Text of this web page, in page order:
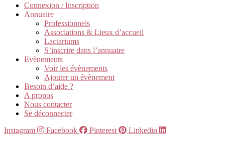
Connexion / Inscription
Annuaire
Professionnels
Associations & Lieux d’accueil
Lactariums
S’inscrire dans l’annuaire
Evènements
Voir les évènements
Ajouter un évènement
Besoin d’aide ?
A propos
Nous contacter
Se déconnecter
Instagram
Facebook Pinterest
Linkedin